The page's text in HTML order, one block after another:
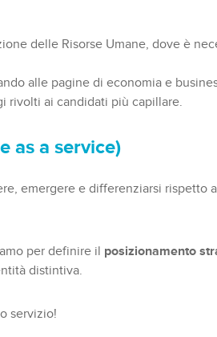
delle Risorse Umane, dove è
alle pagine di economia e
rivolti ai candidati più capillare.
as a service)
emergere e differenziarsi rispetto
per definire il posizionamento
distintiva.
servizio!